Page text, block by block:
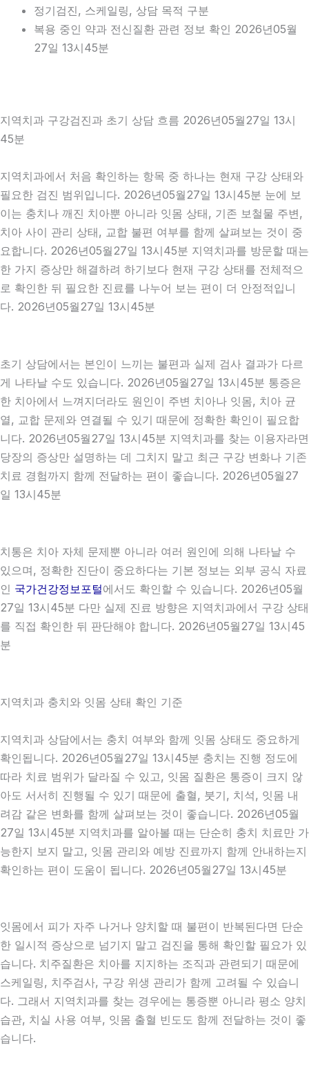
정기검진, 스케일링, 상담 목적 구분
복용 중인 약과 전신질환 관련 정보 확인 2026년05월
27일 13시45분
지역치과 구강검진과 초기 상담 흐름 2026년05월27일 13시
45분
지역치과에서 처음 확인하는 항목 중 하나는 현재 구강 상태와
필요한 검진 범위입니다. 2026년05월27일 13시45분 눈에 보
이는 충치나 깨진 치아뿐 아니라 잇몸 상태, 기존 보철물 주변,
치아 사이 관리 상태, 교합 불편 여부를 함께 살펴보는 것이 중
요합니다. 2026년05월27일 13시45분 지역치과를 방문할 때는
한 가지 증상만 해결하려 하기보다 현재 구강 상태를 전체적으
로 확인한 뒤 필요한 진료를 나누어 보는 편이 더 안정적입니
다. 2026년05월27일 13시45분
초기 상담에서는 본인이 느끼는 불편과 실제 검사 결과가 다르
게 나타날 수도 있습니다. 2026년05월27일 13시45분 통증은
한 치아에서 느껴지더라도 원인이 주변 치아나 잇몸, 치아 균
열, 교합 문제와 연결될 수 있기 때문에 정확한 확인이 필요합
니다. 2026년05월27일 13시45분 지역치과를 찾는 이용자라면
당장의 증상만 설명하는 데 그치지 말고 최근 구강 변화나 기존
치료 경험까지 함께 전달하는 편이 좋습니다. 2026년05월27
일 13시45분
치통은 치아 자체 문제뿐 아니라 여러 원인에 의해 나타날 수
있으며, 정확한 진단이 중요하다는 기본 정보는 외부 공식 자료
인 국가건강정보포털에서도 확인할 수 있습니다. 2026년05월
27일 13시45분 다만 실제 진료 방향은 지역치과에서 구강 상태
를 직접 확인한 뒤 판단해야 합니다. 2026년05월27일 13시45
분
지역치과 충치와 잇몸 상태 확인 기준
지역치과 상담에서는 충치 여부와 함께 잇몸 상태도 중요하게
확인됩니다. 2026년05월27일 13시45분 충치는 진행 정도에
따라 치료 범위가 달라질 수 있고, 잇몸 질환은 통증이 크지 않
아도 서서히 진행될 수 있기 때문에 출혈, 붓기, 치석, 잇몸 내
려감 같은 변화를 함께 살펴보는 것이 좋습니다. 2026년05월
27일 13시45분 지역치과를 알아볼 때는 단순히 충치 치료만 가
능한지 보지 말고, 잇몸 관리와 예방 진료까지 함께 안내하는지
확인하는 편이 도움이 됩니다. 2026년05월27일 13시45분
잇몸에서 피가 자주 나거나 양치할 때 불편이 반복된다면 단순
한 일시적 증상으로 넘기지 말고 검진을 통해 확인할 필요가 있
습니다. 치주질환은 치아를 지지하는 조직과 관련되기 때문에
스케일링, 치주검사, 구강 위생 관리가 함께 고려될 수 있습니
다. 그래서 지역치과를 찾는 경우에는 통증뿐 아니라 평소 양치
습관, 치실 사용 여부, 잇몸 출혈 빈도도 함께 전달하는 것이 좋
습니다.